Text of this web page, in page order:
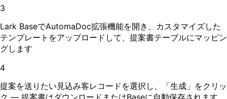
3
Lark BaseでAutomaDoc拡張機能を開き、カスタマイズした
テンプレートをアップロードして、提案書テーブルにマッピン
グします
4
提案を送りたい見込み客レコードを選択し、「生成」をクリッ